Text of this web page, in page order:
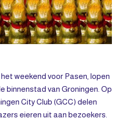
weekend voor Pasen, lopen
binnenstad van Groningen. Op
City Club (GCC) delen
eieren uit aan bezoekers.